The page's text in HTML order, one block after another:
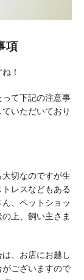
項
！
て下記の注意事
いただいており
切なのですが生
レスなどもある
、ペットショッ
上、飼い主さま
、お店にお越し
ございますので